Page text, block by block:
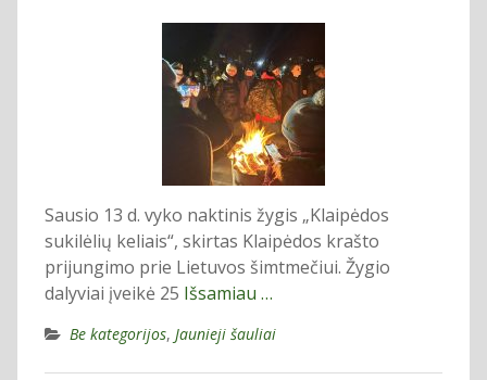
Sausio 13 d. vyko naktinis žygis „Klaipėdos
sukilėlių keliais“, skirtas Klaipėdos krašto
prijungimo prie Lietuvos šimtmečiui. Žygio
dalyviai įveikė 25 Išsamiau …
Be kategorijos, Jaunieji šauliai